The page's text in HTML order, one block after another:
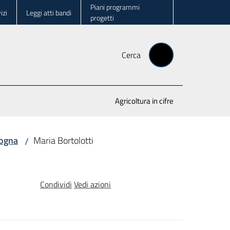
Leggi atti bandi
Piani programmi
progetti
Cerca
Agricoltura in cifre
/ Maria Bortolotti
Condividi Vedi azioni